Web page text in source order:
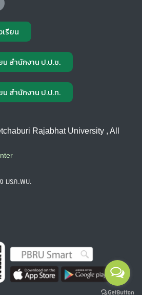
รียน
น สำนักงาน ป.ป.ช.
น สำนักงาน ป.ป.ท.
Rajabhat University , All
มรภ.พบ.